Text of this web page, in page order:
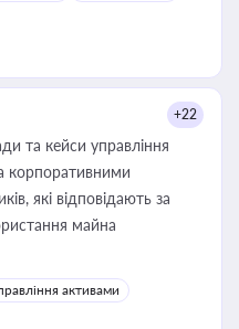
+22
та кейси управління
корпоративними
які відповідають за
майна
активами